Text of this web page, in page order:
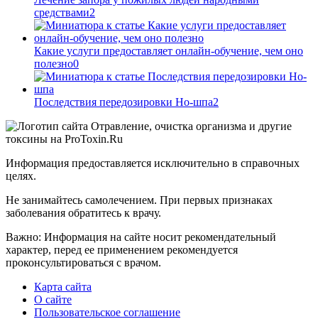
средствами2
Какие услуги предоставляет онлайн-обучение, чем оно
полезно0
Последствия передозировки Но-шпа2
Информация предоставляется исключительно в справочных
целях.
Не занимайтесь самолечением. При первых признаках
заболевания обратитесь к врачу.
Важно: Информация на сайте носит рекомендательный
характер, перед ее применением рекомендуется
проконсультироваться с врачом.
Карта сайта
О сайте
Пользовательское соглашение